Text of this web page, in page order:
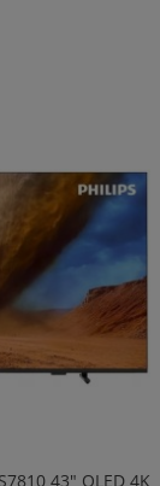
43" QLED 4K